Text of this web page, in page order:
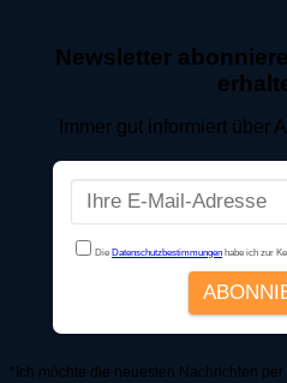
Newsletter
Immer gut informiert über
*Ich möchte die neuesten Nachrichten